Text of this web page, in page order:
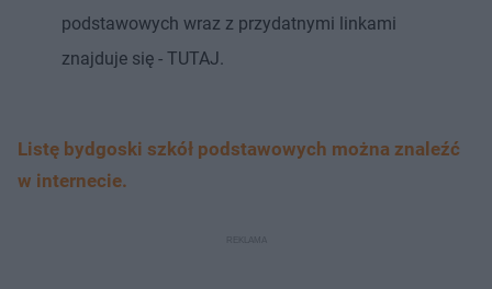
podstawowych wraz z przydatnymi linkami
znajduje się - TUTAJ.
Listę bydgoski szkół podstawowych można znaleźć
w internecie.